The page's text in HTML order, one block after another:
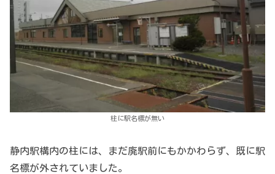
柱に駅名標が無い
静内駅構内の柱には、まだ廃駅前にもかかわらず、既に駅
名標が外されていました。